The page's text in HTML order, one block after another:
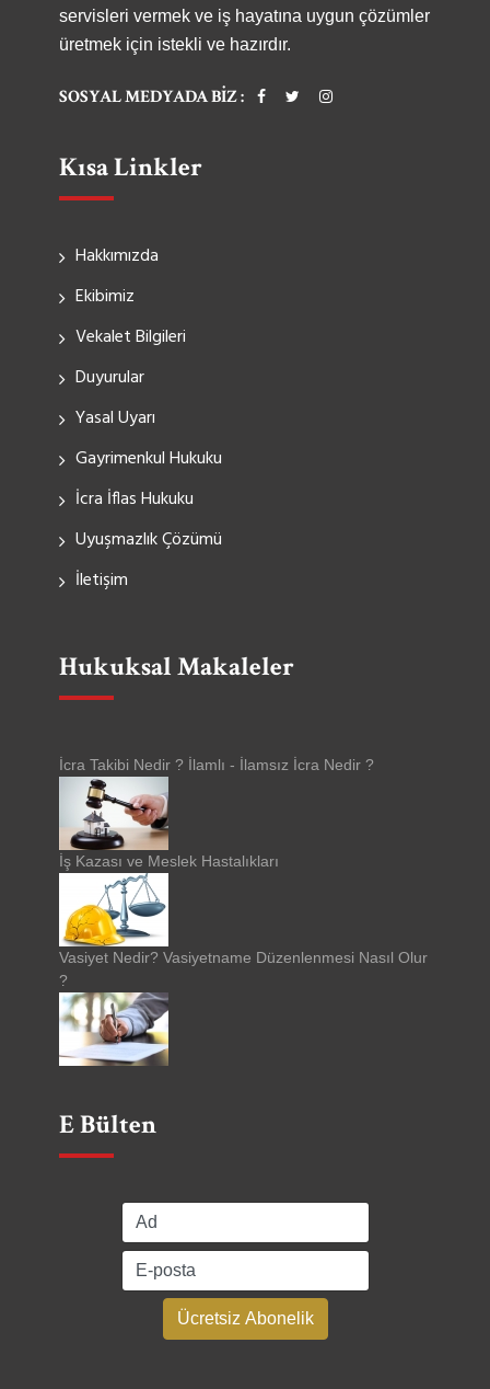
servisleri vermek ve iş hayatına uygun çözümler
üretmek için istekli ve hazırdır.
SOSYAL MEDYADA BIZ :
Kısa Linkler
Hakkımızda
Ekibimiz
Vekalet Bilgileri
Duyurular
Yasal Uyarı
Gayrimenkul Hukuku
İcra İflas Hukuku
Uyuşmazlık Çözümü
İletişim
Hukuksal Makaleler
İcra Takibi Nedir ? İlamlı - İlamsız İcra Nedir ?
İş Kazası ve Meslek Hastalıkları
Vasiyet Nedir? Vasiyetname Düzenlenmesi Nasıl Olur
?
E Bülten